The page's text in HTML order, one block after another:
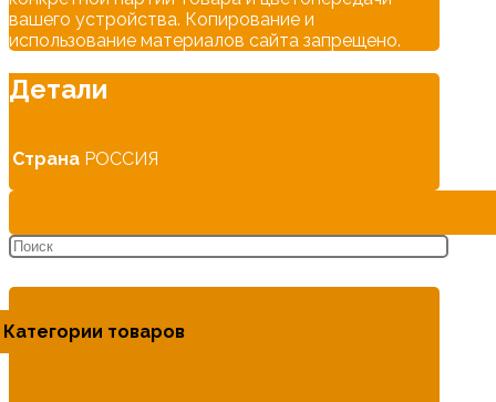
вашего устройства. Копирование и
использование материалов сайта запрещено.
Детали
Страна РОССИЯ
Категории товаров